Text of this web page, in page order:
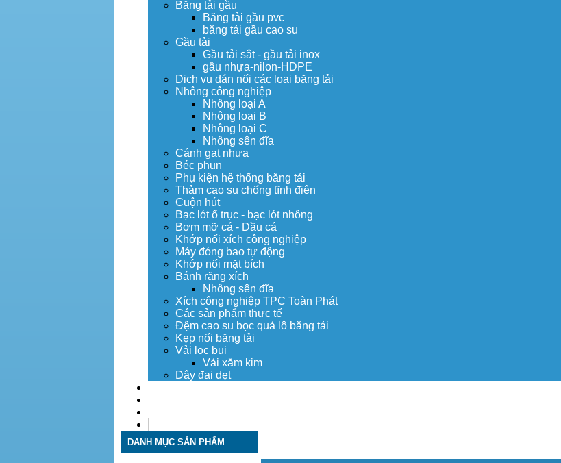
Băng tải gầu
Băng tải gầu pvc
băng tải gầu cao su
Gầu tải
Gầu tải sắt - gầu tải inox
gầu nhựa-nilon-HDPE
Dịch vụ dán nối các loại băng tải
Nhông công nghiệp
Nhông loại A
Nhông loại B
Nhông loại C
Nhông sên đĩa
Cánh gạt nhựa
Béc phun
Phụ kiện hệ thống băng tải
Thảm cao su chống tĩnh điện
Cuộn hút
Bạc lót ổ trục - bạc lót nhông
Bơm mỡ cá - Dầu cá
Khớp nối xích công nghiệp
Máy đóng bao tự động
Khớp nối mặt bích
Bánh răng xích
Nhông sên đĩa
Xích công nghiệp TPC Toàn Phát
Các sản phẩm thực tế
Đệm cao su bọc quả lô băng tải
Kẹp nối băng tải
Vải lọc bụi
Vải xăm kim
Dây đai dẹt
DANH MỤC SẢN PHẨM